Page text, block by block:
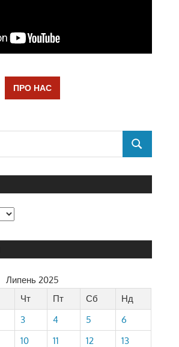
ПРО НАС
Липень 2025
Чт Пт Сб
Нд
3 4 5
6
10 11 12
13